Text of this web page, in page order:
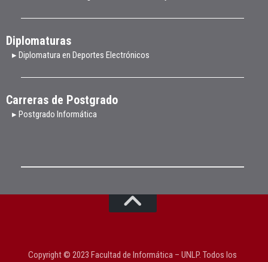
Diplomaturas
▸ Diplomatura en Deportes Electrónicos
Carreras de Postgrado
▸ Postgrado Informática
Copyright © 2023 Facultad de Informática – UNLP. Todos los